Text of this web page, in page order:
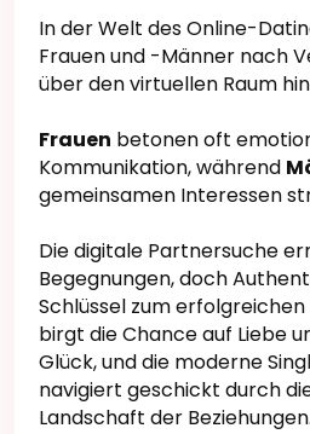
In der Welt des Online-
Frauen und -Männer nach
über den virtuellen Raum
Frauen betonen oft
Kommunikation, während
gemeinsamen Interessen
Die digitale Partnersuche
Begegnungen, doch
Schlüssel zum
birgt die Chance auf Liebe
Glück, und die moderne
navigiert geschickt durch
Landschaft der Beziehungen.